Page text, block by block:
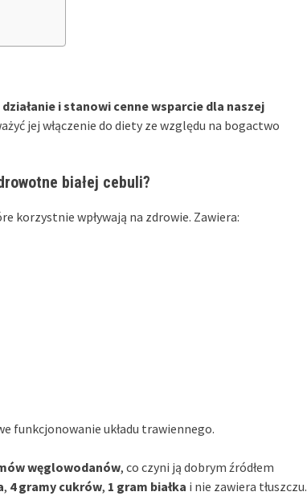
i stanowi cenne wsparcie dla naszej
jej włączenie do diety ze względu na bogactwo
białej cebuli?
korzystnie wpływają na zdrowie. Zawiera:
funkcjonowanie układu trawiennego.
węglowodanów, co czyni ją dobrym źródłem
, 4 gramy cukrów, 1 gram białka i nie zawiera tłuszczu.